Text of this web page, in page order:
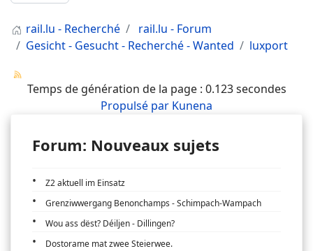
rail.lu - Recherché
rail.lu - Forum
Gesicht - Gesucht - Recherché - Wanted
luxport
Temps de génération de la page : 0.123 secondes
Propulsé par Kunena
Forum: Nouveaux sujets
Z2 aktuell im Einsatz
Grenziwwergang Benonchamps - Schimpach-Wampach
Wou ass dëst? Déiljen - Dillingen?
Dostorame mat zwee Steierwee.